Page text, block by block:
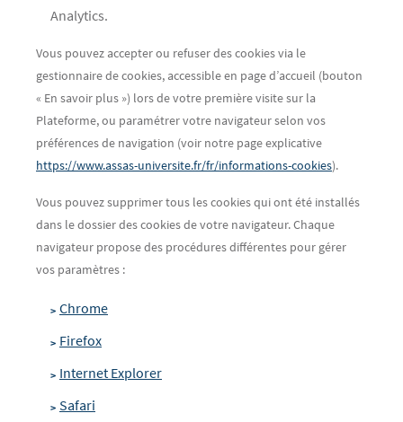
Analytics.
Vous pouvez accepter ou refuser des cookies via le
gestionnaire de cookies, accessible en page d’accueil (bouton
« En savoir plus ») lors de votre première visite sur la
Plateforme, ou paramétrer votre navigateur selon vos
préférences de navigation (voir notre page explicative
https://www.assas-universite.fr/fr/informations-cookies).
Vous pouvez supprimer tous les cookies qui ont été installés
dans le dossier des cookies de votre navigateur. Chaque
navigateur propose des procédures différentes pour gérer
vos paramètres :
Chrome
Firefox
Internet Explorer
Safari